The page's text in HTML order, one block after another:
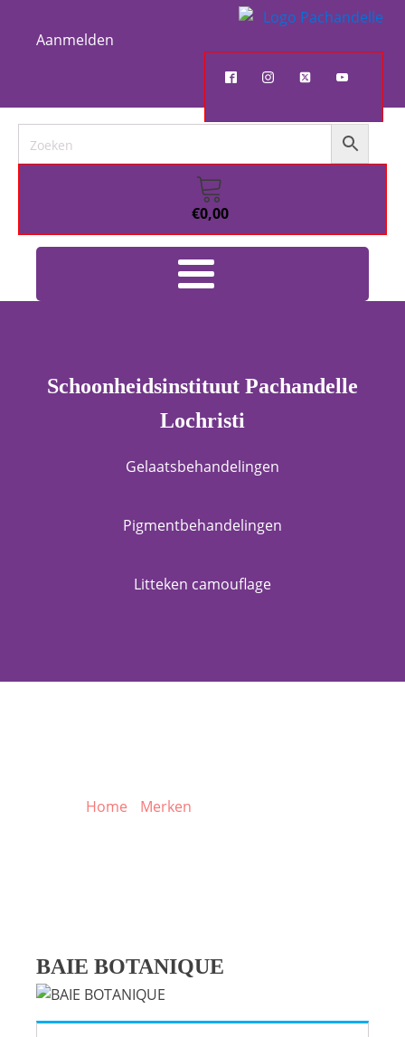
Aanmelden
€0,00
Schoonheidsinstituut Pachandelle
Lochristi
Gelaatsbehandelingen
Pigmentbehandelingen
Litteken camouflage
Home Merken
BAIE BOTANIQUE